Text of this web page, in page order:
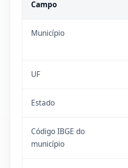
Campo
Município
UF
Estado
Código IBGE do
município